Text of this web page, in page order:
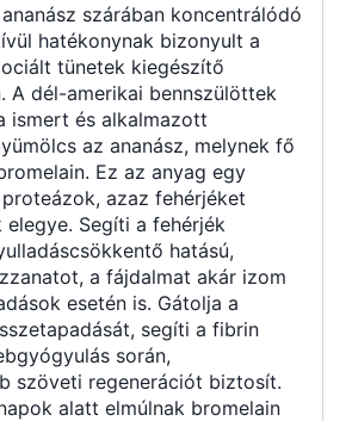
szárában koncentrálódó
hatékonynak bizonyult a
tünetek kiegészítő
A dél-amerikai bennszülöttek
ismert és alkalmazott
az ananász, melynek fő
Ez az anyag egy
azaz fehérjéket
elegye. Segíti a fehérjék
hatású,
a fájdalmat akár izom
esetén is. Gátolja a
segíti a fibrin
során,
szöveti regenerációt biztosít.
alatt elmúlnak bromelain